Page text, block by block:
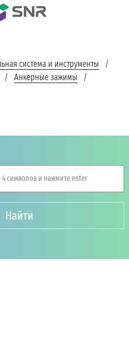
система и инструменты
Анкерные зажимы
4 символов и нажмите enter
Найти